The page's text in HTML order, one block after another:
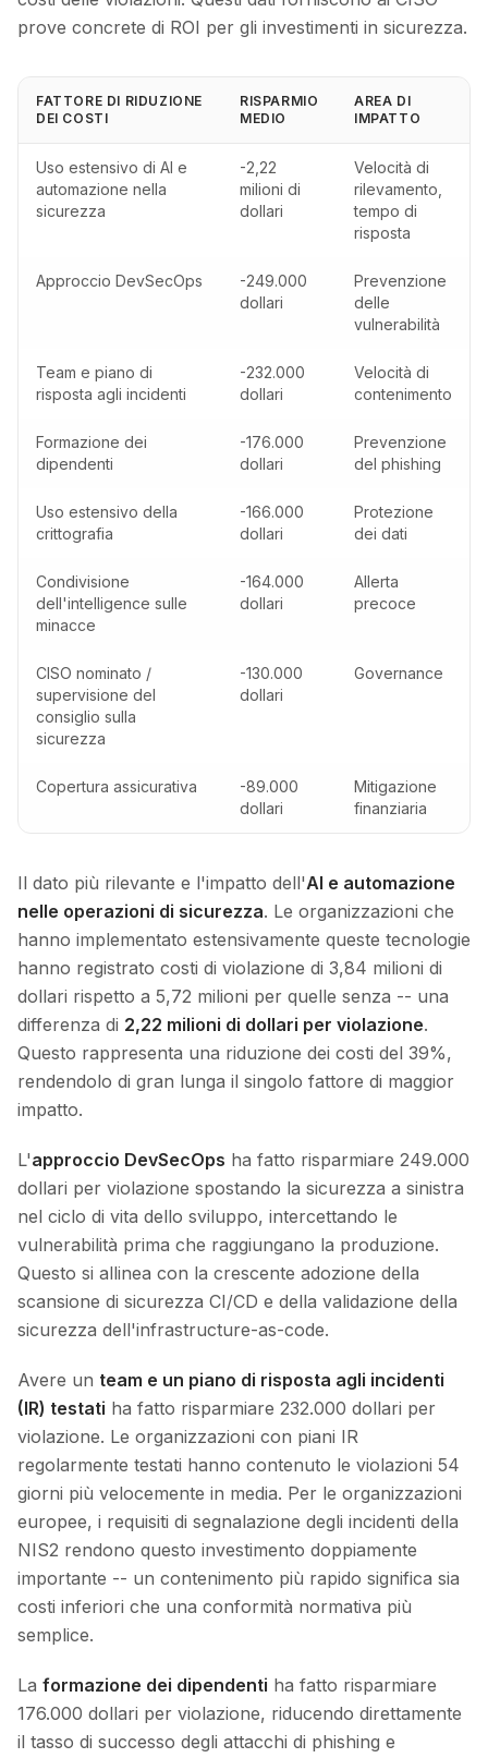
prove concrete di ROI per gli investimenti in sicurezza.
FATTORE DI RIDUZIONE
DEI COSTI
RISPARMIO
MEDIO
AREA DI
IMPATTO
Uso estensivo di AI e
automazione nella
sicurezza
-2,22
milioni di
dollari
Velocità di
rilevamento,
tempo di
risposta
Approccio DevSecOps
-249.000
dollari
Prevenzione
delle
vulnerabilità
Team e piano di
risposta agli incidenti
-232.000
dollari
Velocità di
contenimento
Formazione dei
dipendenti
-176.000
dollari
Prevenzione
del phishing
Uso estensivo della
crittografia
-166.000
dollari
Protezione
dei dati
Condivisione
dell'intelligence sulle
minacce
-164.000
dollari
Allerta
precoce
CISO nominato /
supervisione del
consiglio sulla
sicurezza
-130.000
dollari
Governance
Copertura assicurativa
-89.000
dollari
Mitigazione
finanziaria
Il dato più rilevante e l'impatto dell'AI e automazione
nelle operazioni di sicurezza. Le organizzazioni che
hanno implementato estensivamente queste tecnologie
hanno registrato costi di violazione di 3,84 milioni di
dollari rispetto a 5,72 milioni per quelle senza -- una
differenza di 2,22 milioni di dollari per violazione.
Questo rappresenta una riduzione dei costi del 39%,
rendendolo di gran lunga il singolo fattore di maggior
impatto.
L'approccio DevSecOps ha fatto risparmiare 249.000
dollari per violazione spostando la sicurezza a sinistra
nel ciclo di vita dello sviluppo, intercettando le
vulnerabilità prima che raggiungano la produzione.
Questo si allinea con la crescente adozione della
scansione di sicurezza CI/CD e della validazione della
sicurezza dell'infrastructure-as-code.
Avere un team e un piano di risposta agli incidenti
(IR) testati ha fatto risparmiare 232.000 dollari per
violazione. Le organizzazioni con piani IR
regolarmente testati hanno contenuto le violazioni 54
giorni più velocemente in media. Per le organizzazioni
europee, i requisiti di segnalazione degli incidenti della
NIS2 rendono questo investimento doppiamente
importante -- un contenimento più rapido significa sia
costi inferiori che una conformità normativa più
semplice.
La formazione dei dipendenti ha fatto risparmiare
176.000 dollari per violazione, riducendo direttamente
il tasso di successo degli attacchi di phishing e